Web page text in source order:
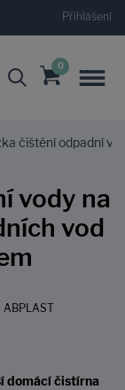
Přihlášení
0
čištění odpadní
vody na
vod
ABPLAST
domácí čistírna